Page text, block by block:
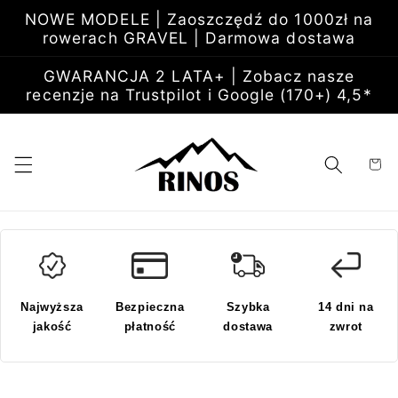
do
treści
NOWE MODELE | Zaoszczędź do 1000zł na
rowerach GRAVEL | Darmowa dostawa
GWARANCJA 2 LATA+ | Zobacz nasze
recenzje na Trustpilot i Google (170+) 4,5*
Koszyk
Najwyższa
jakość
Bezpieczna
płatność
Szybka
dostawa
14 dni na
zwrot